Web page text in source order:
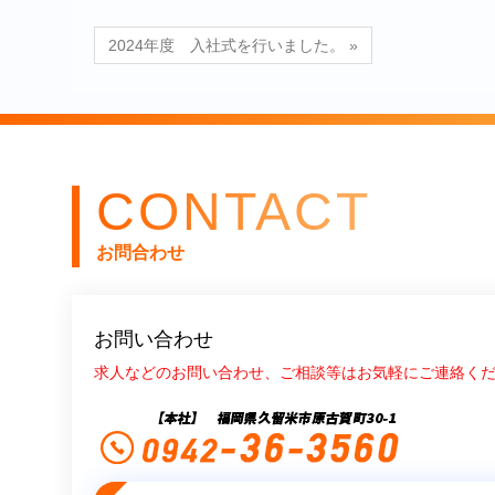
2024年度 入社式を行いました。 »
CONTACT
お問合わせ
お問い合わせ
求人などのお問い合わせ、ご相談等はお気軽にご連絡く